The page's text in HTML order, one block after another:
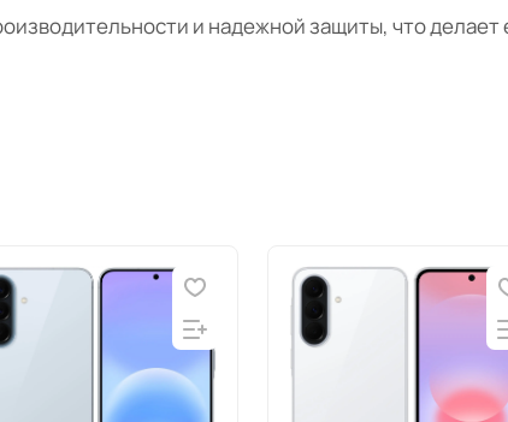
и надежной защиты, что